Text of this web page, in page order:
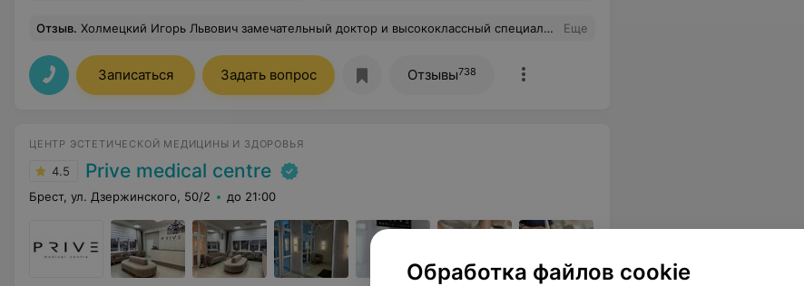
Отзыв. Холмецкий Игорь Львович замечательный доктор и высококлассный специалист. Спокойный, тактичный и очень доброжелательный. Успехов доктору в его профессиональной деятельности и спасибо за отличный приём, на котором всё было разъяснено доступным языком! Еще
Записаться Задать вопрос Отзывы738
ЦЕНТР ЭСТЕТИЧЕСКОЙ МЕДИЦИНЫ И ЗДОРОВЬЯ
4.5 Prive medical centre
Брест, ул. Дзержинского, 50/2 до 21:00
Обработка файлов cookie